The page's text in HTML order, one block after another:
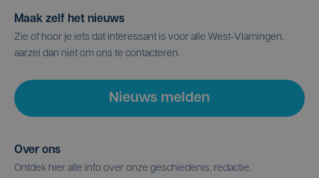
Maak zelf het nieuws
Zie of hoor je iets dat interessant is voor alle West-Vlamingen,
aarzel dan niet om ons te contacteren.
Nieuws melden
Over ons
Ontdek hier alle info over onze geschiedenis, redactie,